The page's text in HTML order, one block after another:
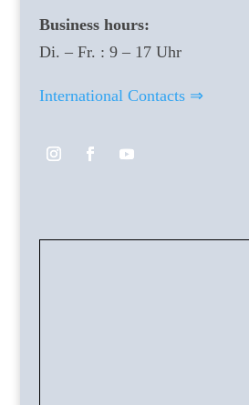
Business hours:
Di. – Fr. : 9 – 17 Uhr
International Contacts ⇒